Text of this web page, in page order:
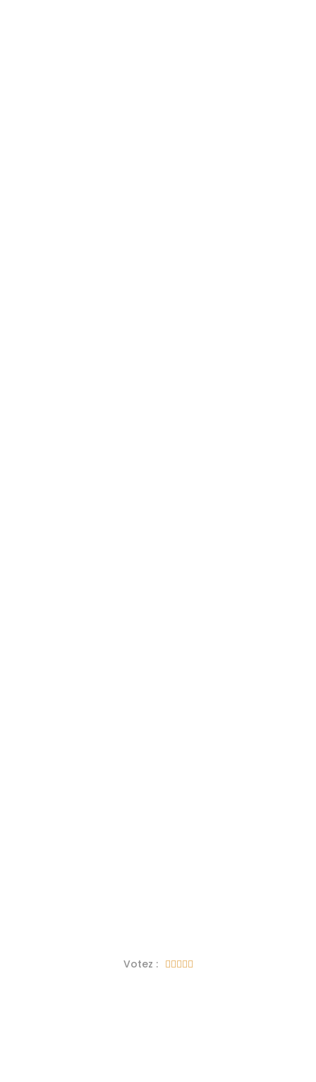
Votez :     